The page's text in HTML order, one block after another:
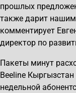
прошлых
также дарит
комментирует
директор по
Пакеты минут
Beeline
недельной